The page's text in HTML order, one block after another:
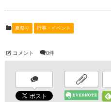
夏祭り 行事・イベント
コメント 0件